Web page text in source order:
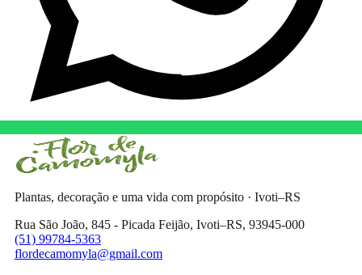
Plantas, decoração e uma vida com propósito · Ivoti–RS
Rua São João, 845 - Picada Feijão, Ivoti–RS, 93945-000
(51) 99784-5363
flordecamomyla@gmail.com